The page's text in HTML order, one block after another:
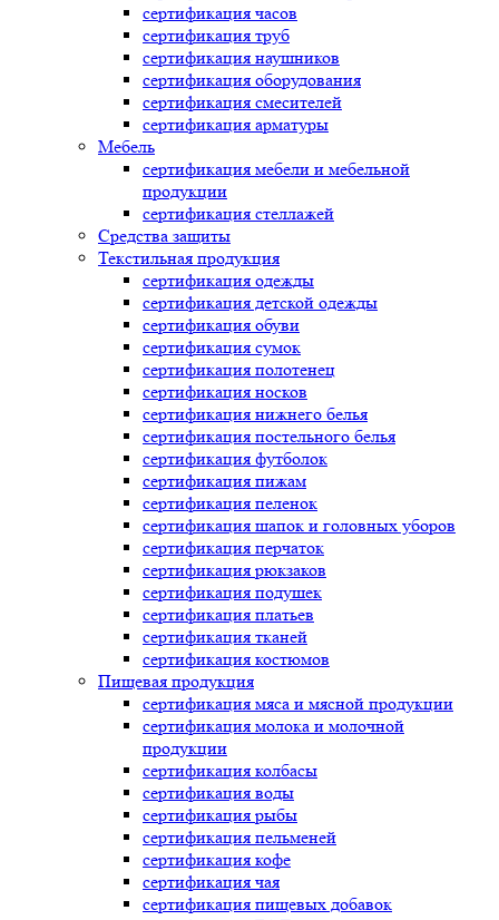
сертификация часов
сертификация труб
сертификация наушников
сертификация оборудования
сертификация смесителей
сертификация арматуры
Мебель
сертификация мебели и мебельной
продукции
сертификация стеллажей
Средства защиты
Текстильная продукция
сертификация одежды
сертификация детской одежды
сертификация обуви
сертификация сумок
сертификация полотенец
сертификация носков
сертификация нижнего белья
сертификация постельного белья
сертификация футболок
сертификация пижам
сертификация пеленок
сертификация шапок и головных уборов
сертификация перчаток
сертификация рюкзаков
сертификация подушек
сертификация платьев
сертификация тканей
сертификация костюмов
Пищевая продукция
сертификация мяса и мясной продукции
сертификация молока и молочной
продукции
сертификация колбасы
сертификация воды
сертификация рыбы
сертификация пельменей
сертификация кофе
сертификация чая
сертификация пищевых добавок